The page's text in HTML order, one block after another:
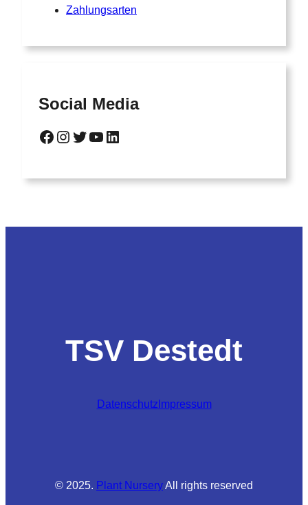
Zahlungsarten
Social Media
Facebook Instagram Twitter YouTube LinkedIn
TSV Destedt
Datenschutz Impressum
© 2025. Plant NurseryAll rights reserved